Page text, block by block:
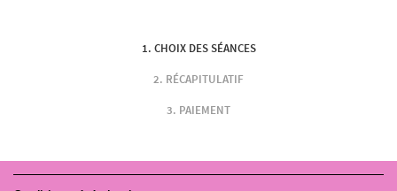
CHOIX DES SÉANCES
RÉCAPITULATIF
PAIEMENT